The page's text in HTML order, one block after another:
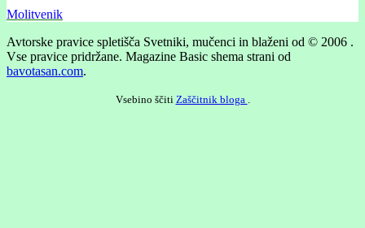
Molitvenik
Avtorske pravice spletišča Svetniki, mučenci in blaženi od © 2006 .
Vse pravice pridržane. Magazine Basic shema strani od
bavotasan.com.
Vsebino ščiti Zaščitnik bloga .